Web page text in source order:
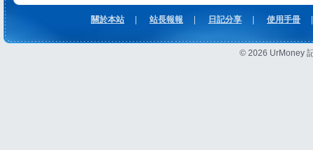
關於本站 站長報報 日記分享 使用手冊
© 2026 UrMoney